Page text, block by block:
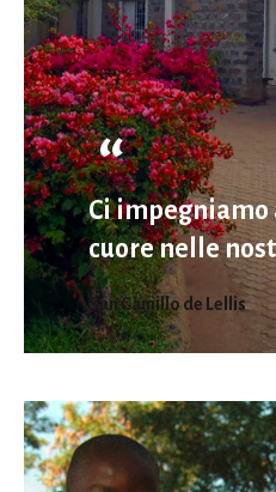
Ci
cuore nelle
San Camillo de Lellis